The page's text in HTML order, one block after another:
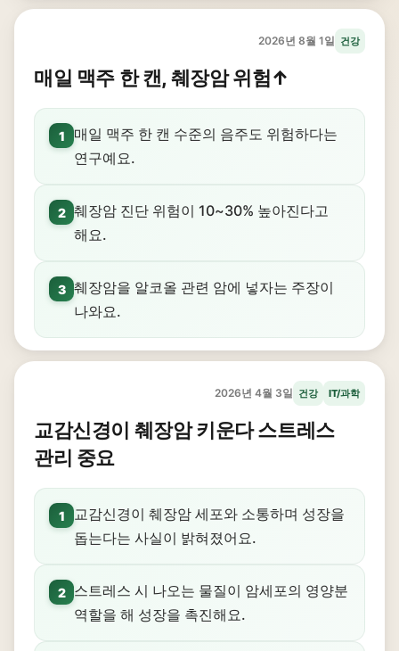
2026년 8월 1일 건강
매일 맥주 한 캔, 췌장암 위험↑
1
매일 맥주 한 캔 수준의 음주도 위험하다는
연구예요.
2 췌장암 진단 위험이 10~30% 높아진다고
해요.
3 췌장암을 알코올 관련 암에 넣자는 주장이
나와요.
2026년 4월 3일 건강 IT/과학
교감신경이 췌장암 키운다 스트레스
관리 중요
1
교감신경이 췌장암 세포와 소통하며 성장을
돕는다는 사실이 밝혀졌어요.
2
스트레스 시 나오는 물질이 암세포의 영양분
역할을 해 성장을 촉진해요.